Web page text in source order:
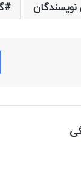
نویسندگان